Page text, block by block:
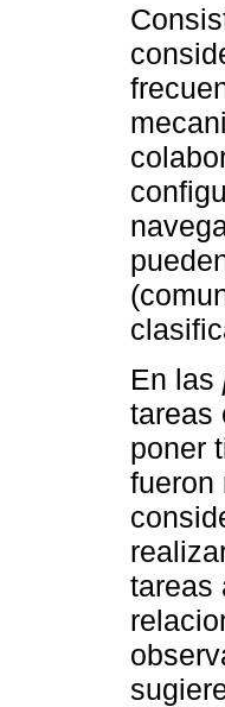
En las
tareas
poner
fueron
tareas